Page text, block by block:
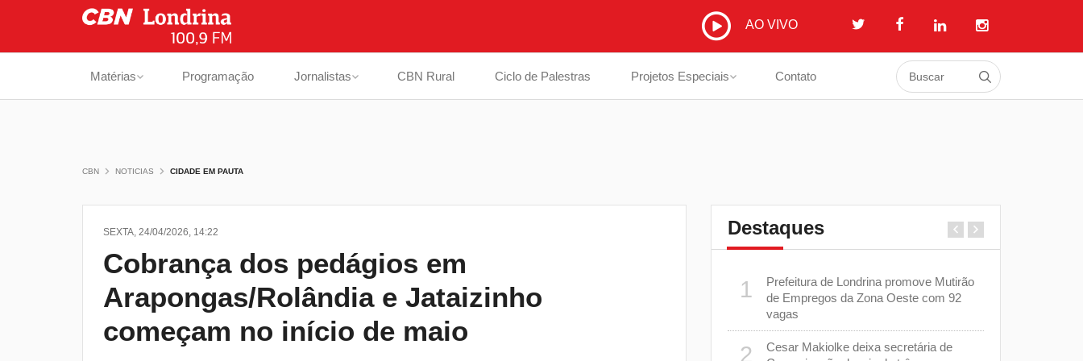
AO VIVO
Matérias Programação Jornalistas CBN Rural Ciclo de Palestras Projetos Especiais Contato
CBN NOTICIAS CIDADE EM PAUTA
SEXTA, 24/04/2026, 14:22
Cobrança dos pedágios em
Arapongas/Rolândia e Jataizinho
começam no início de maio
Destaques
6
Londrina, mas Saúde alerta que o
1
Prefeitura de Londrina promove Mutirão
de Empregos da Zona Oeste com 92
vagas
2
Cesar Makiolke deixa secretária de